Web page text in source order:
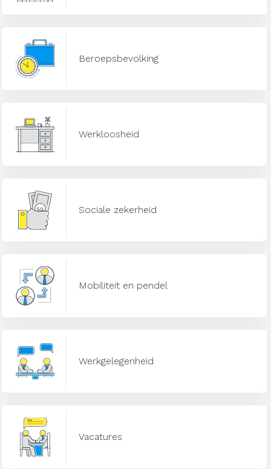
Beroepsbevolking
Werkloosheid
Sociale zekerheid
Mobiliteit en pendel
Werkgelegenheid
Vacatures